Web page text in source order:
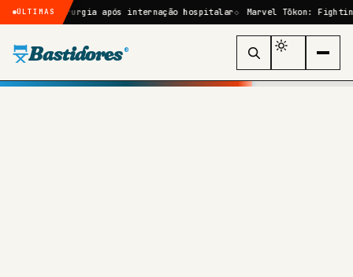
ÚLTIMAS
cirurgia após internação hospitalar Marvel Tōkon: Fighting
Bastidores ®